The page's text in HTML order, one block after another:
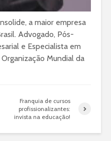
a maior empresa
Advogado, Pós-
e Especialista em
Mundial da
Franquia de cursos
profissionalizantes:
invista na educação!